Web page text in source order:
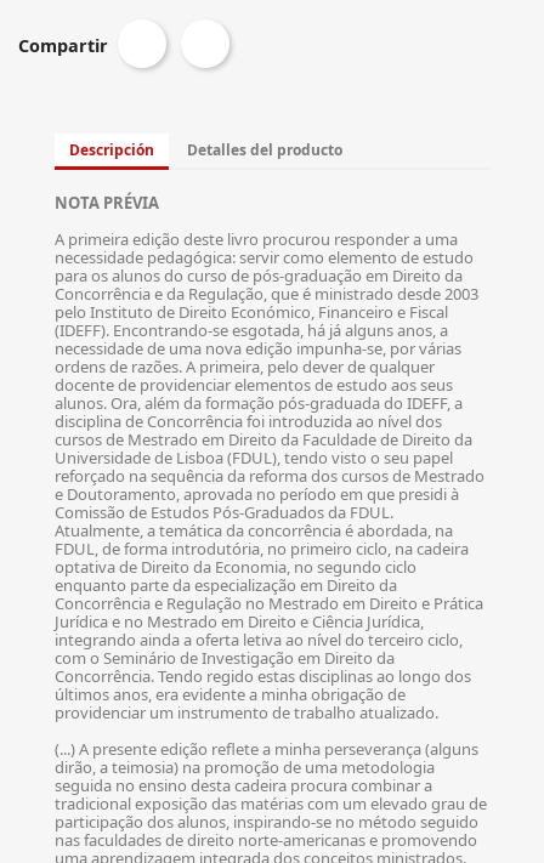
Compartir
Descripción Detalles del producto
NOTA PRÉVIA
A primeira edição deste livro procurou responder a uma
necessidade pedagógica: servir como elemento de estudo
para os alunos do curso de pós-graduação em Direito da
Concorrência e da Regulação, que é ministrado desde 2003
pelo Instituto de Direito Económico, Financeiro e Fiscal
(IDEFF). Encontrando-se esgotada, há já alguns anos, a
necessidade de uma nova edição impunha-se, por várias
ordens de razões. A primeira, pelo dever de qualquer
docente de providenciar elementos de estudo aos seus
alunos. Ora, além da formação pós-graduada do IDEFF, a
disciplina de Concorrência foi introduzida ao nível dos
cursos de Mestrado em Direito da Faculdade de Direito da
Universidade de Lisboa (FDUL), tendo visto o seu papel
reforçado na sequência da reforma dos cursos de Mestrado
e Doutoramento, aprovada no período em que presidi à
Comissão de Estudos Pós-Graduados da FDUL.
Atualmente, a temática da concorrência é abordada, na
FDUL, de forma introdutória, no primeiro ciclo, na cadeira
optativa de Direito da Economia, no segundo ciclo
enquanto parte da especialização em Direito da
Concorrência e Regulação no Mestrado em Direito e Prática
Jurídica e no Mestrado em Direito e Ciência Jurídica,
integrando ainda a oferta letiva ao nível do terceiro ciclo,
com o Seminário de Investigação em Direito da
Concorrência. Tendo regido estas disciplinas ao longo dos
últimos anos, era evidente a minha obrigação de
providenciar um instrumento de trabalho atualizado.
(...) A presente edição reflete a minha perseverança (alguns
dirão, a teimosia) na promoção de uma metodologia
seguida no ensino desta cadeira procura combinar a
tradicional exposição das matérias com um elevado grau de
participação dos alunos, inspirando-se no método seguido
nas faculdades de direito norte-americanas e promovendo
uma aprendizagem integrada dos conceitos ministrados.